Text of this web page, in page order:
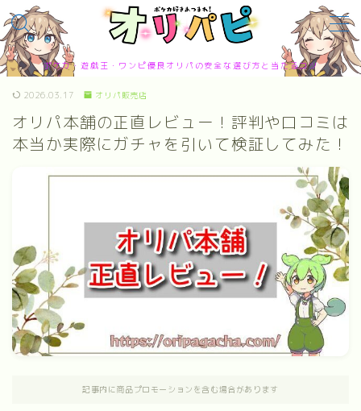
ポケカ・遊戯王・ワンピ優良オリパの安全な選び方と当たるコツ
MENU
お問合せ
サイトマップ
トップページ
プライバシーポリシー
プロフィール
メディアコンテンツポリシー
2026.03.17 オリパ販売店
オリパ本舗の正直レビュー！評判や口コミは
本当か実際にガチャを引いて検証してみた！
記事内に商品プロモーションを含む場合があります